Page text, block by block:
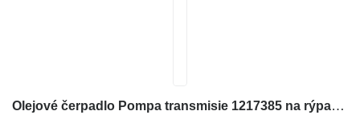
Olejové čerpadlo Pompa transmisie 1217385 na rýpadla-nakladača Caterpillar 414E , 416C , 416D , 416E , 416F , 420D , 420E , 420F , 422E , 422F , 424B , 424B HD , 424D , 426C , 428C , 428D , 428E , 428F , 430D , 430E , 430F , 432D , 432E , 432F , 434E , 434F , 436C , 438C , 438D , 442D , 442E , 444E , 444F